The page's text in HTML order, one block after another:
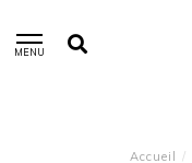
MENU
Accueil /